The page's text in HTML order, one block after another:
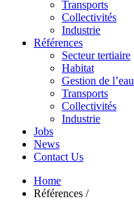
Transports
Collectivités
Industrie
Références
Secteur tertiaire
Habitat
Gestion de l’eau
Transports
Collectivités
Industrie
Jobs
News
Contact Us
Home
Références /